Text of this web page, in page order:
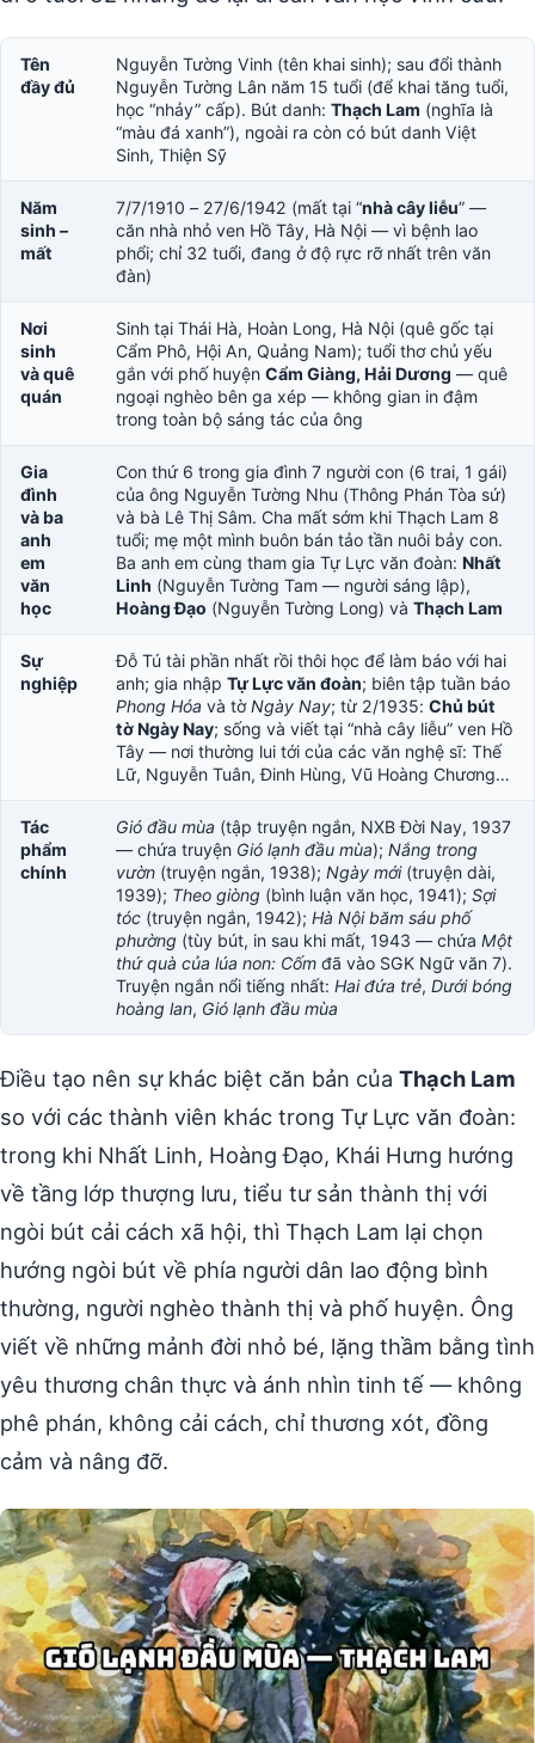
Tên
đầy đủ
Nguyễn Tường Vinh (tên khai sinh); sau đổi thành
Nguyễn Tường Lân năm 15 tuổi (để khai tăng tuổi,
học “nhảy” cấp). Bút danh: Thạch Lam (nghĩa là
“màu đá xanh”), ngoài ra còn có bút danh Việt
Sinh, Thiện Sỹ
Năm
sinh –
mất
7/7/1910 – 27/6/1942 (mất tại “nhà cây liễu” —
căn nhà nhỏ ven Hồ Tây, Hà Nội — vì bệnh lao
phổi; chỉ 32 tuổi, đang ở độ rực rỡ nhất trên văn
đàn)
Nơi
sinh
và quê
quán
Sinh tại Thái Hà, Hoàn Long, Hà Nội (quê gốc tại
Cẩm Phô, Hội An, Quảng Nam); tuổi thơ chủ yếu
gắn với phố huyện Cẩm Giàng, Hải Dương — quê
ngoại nghèo bên ga xép — không gian in đậm
trong toàn bộ sáng tác của ông
Gia
đình
và ba
anh
em
văn
học
Con thứ 6 trong gia đình 7 người con (6 trai, 1 gái)
của ông Nguyễn Tường Nhu (Thông Phán Tòa sứ)
và bà Lê Thị Sâm. Cha mất sớm khi Thạch Lam 8
tuổi; mẹ một mình buôn bán tảo tần nuôi bảy con.
Ba anh em cùng tham gia Tự Lực văn đoàn: Nhất
Linh (Nguyễn Tường Tam — người sáng lập),
Hoàng Đạo (Nguyễn Tường Long) và Thạch Lam
Sự
nghiệp
Đỗ Tú tài phần nhất rồi thôi học để làm báo với hai
anh; gia nhập Tự Lực văn đoàn; biên tập tuần báo
Phong Hóa và tờNgày Nay; từ 2/1935: Chủ bút
tờ Ngày Nay; sống và viết tại “nhà cây liễu” ven Hồ
Tây — nơi thường lui tới của các văn nghệ sĩ: Thế
Lữ, Nguyễn Tuân, Đinh Hùng, Vũ Hoàng Chương…
Tác
phẩm
chính
Gió đầu mùa (tập truyện ngắn, NXB Đời Nay, 1937
— chứa truyện Gió lạnh đầu mùa); Nắng trong
vườn (truyện ngắn, 1938); Ngày mới(truyện dài,
1939); Theo giòng (bình luận văn học, 1941); Sợi
tóc (truyện ngắn, 1942); Hà Nội băm sáu phố
phường (tùy bút, in sau khi mất, 1943 — chứa Một
thứ quà của lúa non: Cốm đã vào SGK Ngữ văn 7).
Truyện ngắn nổi tiếng nhất: Hai đứa trẻ, Dưới bóng
hoàng lan, Gió lạnh đầu mùa
Điều tạo nên sự khác biệt căn bản của Thạch Lam
so với các thành viên khác trong Tự Lực văn đoàn:
trong khi Nhất Linh, Hoàng Đạo, Khái Hưng hướng
về tầng lớp thượng lưu, tiểu tư sản thành thị với
ngòi bút cải cách xã hội, thì Thạch Lam lại chọn
hướng ngòi bút về phía người dân lao động bình
thường, người nghèo thành thị và phố huyện. Ông
viết về những mảnh đời nhỏ bé, lặng thầm bằng tình
yêu thương chân thực và ánh nhìn tinh tế — không
phê phán, không cải cách, chỉ thương xót, đồng
cảm và nâng đỡ.